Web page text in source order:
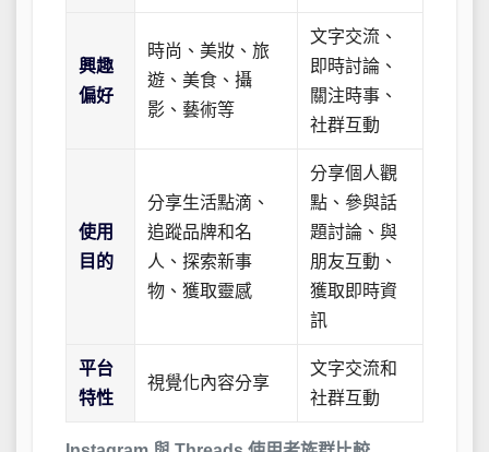
興趣
偏好
時尚、美妝、旅
遊、美食、攝
影、藝術等
文字交流、
即時討論、
關注時事、
社群互動
使用
目的
分享生活點滴、
追蹤品牌和名
人、探索新事
物、獲取靈感
分享個人觀
點、參與話
題討論、與
朋友互動、
獲取即時資
訊
平台
特性
視覺化內容分享
文字交流和
社群互動